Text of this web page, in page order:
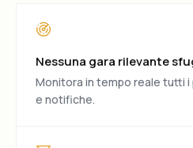
Nessuna gara rilevante
Monitora in tempo reale tutti
e notifiche.